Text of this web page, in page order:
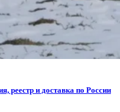
реестр и доставка по России